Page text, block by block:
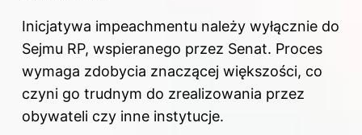
Inicjatywa impeachmentu należy wyłącznie do
Sejmu RP, wspieranego przez Senat. Proces
wymaga zdobycia znaczącej większości, co
czyni go trudnym do zrealizowania przez
obywateli czy inne instytucje.